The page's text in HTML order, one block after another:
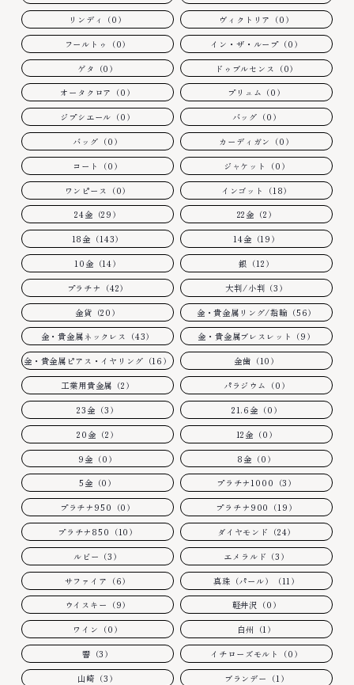
リンディ（0） ヴィクトリア（0）
フールトゥ（0） イン・ザ・ループ（0）
ゲタ（0） ドゥブルセンス（0）
オータクロア（0） プリュム（0）
ジプシエール（0） バッグ（0）
バッグ（0） カーディガン（0）
コート（0） ジャケット（0）
ワンピース（0） インゴット（18）
24金（29） 22金（2）
18金（143） 14金（19）
10金（14） 銀（12）
プラチナ（42） 大判/小判（3）
金貨（20） 金・貴金属リング/指輪（56）
金・貴金属ネックレス（43） 金・貴金属ブレスレット（9）
金・貴金属ピアス・イヤリング（16） 金歯（10）
工業用貴金属（2） パラジウム（0）
23金（3） 21.6金（0）
20金（2） 12金（0）
9金（0） 8金（0）
5金（0） プラチナ1000（3）
プラチナ950（0） プラチナ900（19）
プラチナ850（10） ダイヤモンド（24）
ルビー（3） エメラルド（3）
サファイア（6） 真珠（パール）（11）
ウイスキー（9） 軽井沢（0）
ワイン（0） 白州（1）
響（3） イチローズモルト（0）
山崎（3） ブランデー（1）